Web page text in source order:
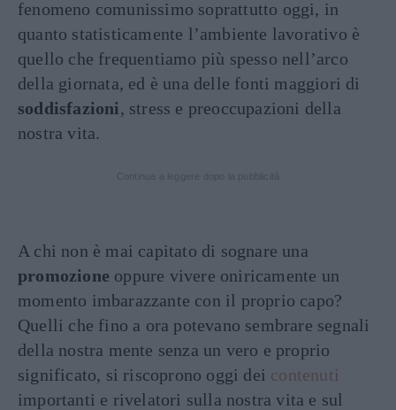
fenomeno comunissimo soprattutto oggi, in
quanto statisticamente l’ambiente lavorativo è
quello che frequentiamo più spesso nell’arco
della giornata, ed è una delle fonti maggiori di
soddisfazioni, stress e preoccupazioni della
nostra vita.
A chi non è mai capitato di sognare una
promozione oppure vivere oniricamente un
momento imbarazzante con il proprio capo?
Quelli che fino a ora potevano sembrare segnali
della nostra mente senza un vero e proprio
significato, si riscoprono oggi dei contenuti
importanti e rivelatori sulla nostra vita e sul